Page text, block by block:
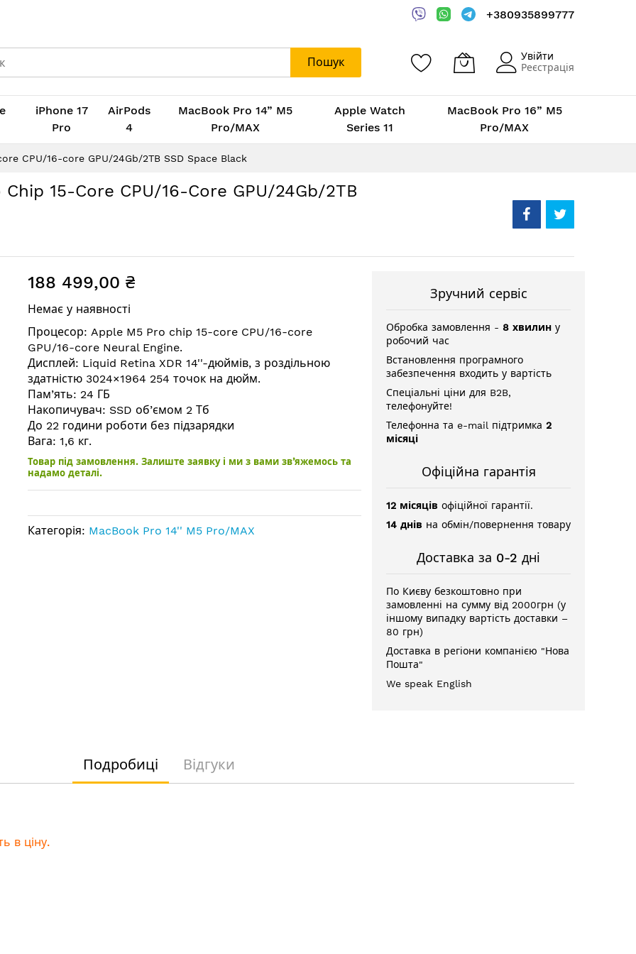
+380935899777
Пошук
Увійти
Реєстрація
iPhone 17
Pro
AirPods
4
MacBook Pro 14” M5
Pro/MAX
Apple Watch
Series 11
MacBook Pro 16” M5
Pro/MAX
CPU/16-core GPU/24Gb/2TB SSD Space Black
15-Core CPU/16-Core GPU/24Gb/2TB
188 499,00 ₴
Немає у наявності
Процесор: Apple M5 Pro chip 15-core CPU/16-core
GPU/16-core Neural Engine.
Дисплей: Liquid Retina XDR 14''-дюймів, з роздільною
здатністю 3024×1964 254 точок на дюйм.
Пам’ять: 24 ГБ
Накопичувач: SSD об’ємом 2 Тб
До 22 години роботи без підзарядки
Вага: 1,6 кг.
Товар під замовлення. Залиште заявку і ми з вами зв’яжемось та
надамо деталі.
Категорія: MacBook Pro 14'' M5 Pro/MAX
Зручний сервіс
Обробка замовлення - 8 хвилин у
робочий час
Встановлення програмного
забезпечення входить у вартість
Спеціальні ціни для B2B,
телефонуйте!
Телефонна та e-mail підтримка 2
місяці
Офіційна гарантія
12 місяців офіційної гарантії.
14 днів на обмін/повернення товару
Доставка за 0-2 дні
По Києву безкоштовно при
замовленні на сумму від 2000грн (у
іншому випадку вартість доставки –
80 грн)
Доставка в регіони компанією "Нова
Пошта"
We speak English
Подробиці
в ціну.
Відгуки